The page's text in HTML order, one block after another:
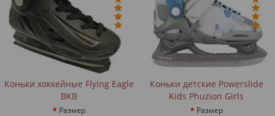
Коньки хоккейные Flying Eagle
BKB
Размер
Коньки детские Powerslide
Kids Phuzion Girls
Размер